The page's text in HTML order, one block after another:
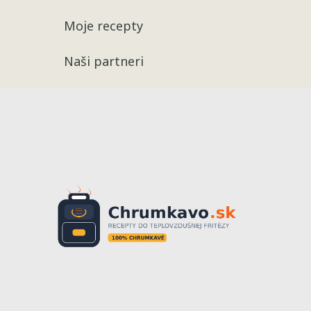
Moje recepty
Naši partneri